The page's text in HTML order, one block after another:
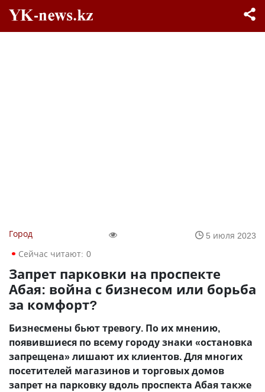
Город
5 июля 2023
Сейчас читают: 0
Запрет парковки на проспекте
Абая: война с бизнесом или борьба
за комфорт?
Бизнесмены бьют тревогу. По их мнению,
появившиеся по всему городу знаки «остановка
запрещена» лишают их клиентов. Для многих
посетителей магазинов и торговых домов
запрет на парковку вдоль проспекта Абая также